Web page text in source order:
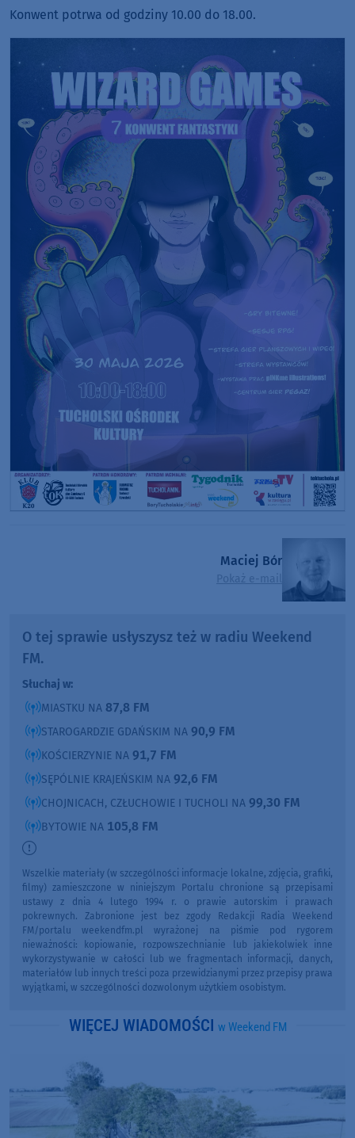
Konwent potrwa od godziny 10.00 do 18.00.
Maciej Bór
Pokaż e-mail
O tej sprawie usłyszysz też w radiu Weekend
FM.
Słuchaj w:
MIASTKU NA 87,8 FM
STAROGARDZIE GDAŃSKIM NA 90,9 FM
KOŚCIERZYNIE NA 91,7 FM
SĘPÓLNIE KRAJEŃSKIM NA 92,6 FM
CHOJNICACH, CZŁUCHOWIE I TUCHOLI NA 99,30 FM
BYTOWIE NA 105,8 FM
Wszelkie materiały (w szczególności informacje lokalne, zdjęcia, grafiki,
filmy) zamieszczone w niniejszym Portalu chronione są przepisami
ustawy z dnia 4 lutego 1994 r. o prawie autorskim i prawach
pokrewnych. Zabronione jest bez zgody Redakcji Radia Weekend
FM/portalu weekendfm.pl wyrażonej na piśmie pod rygorem
nieważności: kopiowanie, rozpowszechnianie lub jakiekolwiek inne
wykorzystywanie w całości lub we fragmentach informacji, danych,
materiałów lub innych treści poza przewidzianymi przez przepisy prawa
wyjątkami, w szczególności dozwolonym użytkiem osobistym.
WIĘCEJ WIADOMOŚCI w Weekend FM